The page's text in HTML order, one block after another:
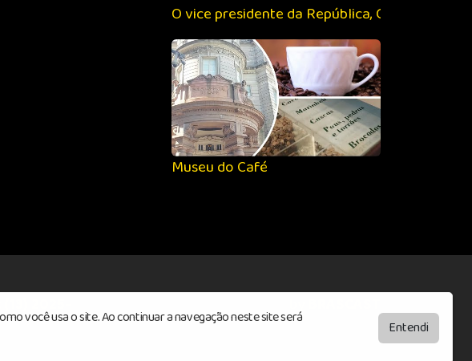
O vice presidente da República, Geraldo
Museu do Café
você usa o site. Ao continuar a navegação neste site será
Entendi
2025-
by